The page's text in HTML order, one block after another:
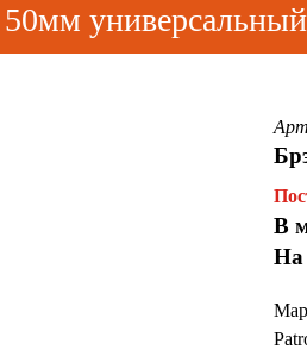
В
На